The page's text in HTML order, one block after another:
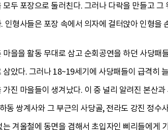
두 포장으로 둘러친다. 그러나 다락을 만들고
인형사들은 포장 속에서 의자에 걸터앉아 인형을
을을 활동 무대로 삼고 순회공연을 하던 사당
았다. 그러나 18~19세기에 사당패들이 급격히
진 마을들이 생겨났다. 이 중 널리 알려진 본산
동 쌍계사와 그 부근의 사당골, 전라도 강진 정
겨울철에 동면을 겸해서 초입자인 삐리들에게